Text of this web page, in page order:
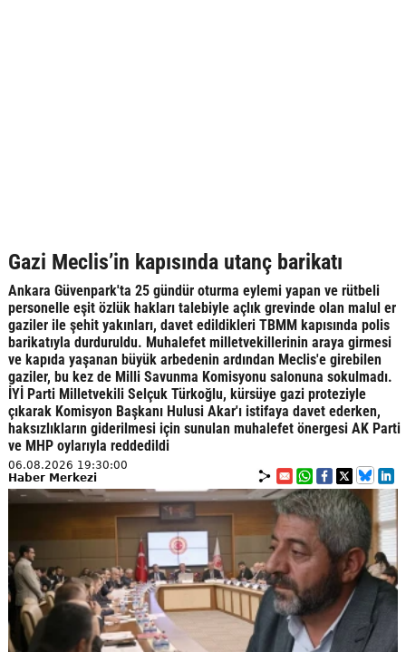
Gazi Meclis’in kapısında utanç barikatı
Ankara Güvenpark'ta 25 gündür oturma eylemi yapan ve rütbeli
personelle eşit özlük hakları talebiyle açlık grevinde olan malul er
gaziler ile şehit yakınları, davet edildikleri TBMM kapısında polis
barikatıyla durduruldu. Muhalefet milletvekillerinin araya girmesi
ve kapıda yaşanan büyük arbedenin ardından Meclis'e girebilen
gaziler, bu kez de Milli Savunma Komisyonu salonuna sokulmadı.
İYİ Parti Milletvekili Selçuk Türkoğlu, kürsüye gazi proteziyle
çıkarak Komisyon Başkanı Hulusi Akar'ı istifaya davet ederken,
haksızlıkların giderilmesi için sunulan muhalefet önergesi AK Parti
ve MHP oylarıyla reddedildi
06.08.2026 19:30:00
Haber Merkezi